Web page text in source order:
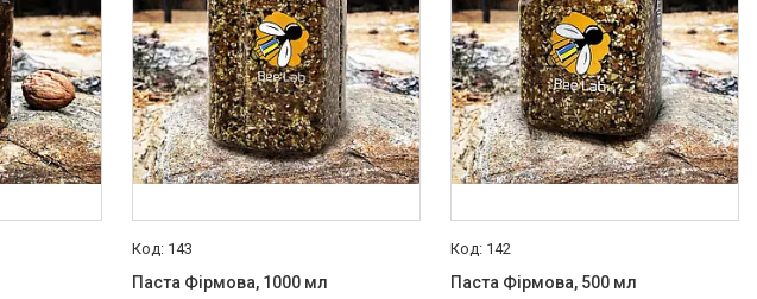
143
Паста Фірмова, 1000 мл
142
Паста Фірмова, 500 мл